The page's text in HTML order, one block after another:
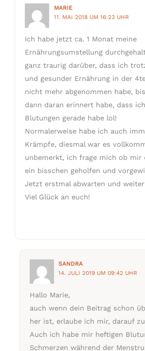
MARIE
11. MAI 2018 UM 16:23 UHR
Ich habe jetzt ca. 1 Monat meine
Ernährungsumstellung
ganz traurig darüber, dass ich
und gesunder Ernährung in der
nicht mehr abgenommen habe,
dann daran erinnert habe, dass
Blutungen gerade habe lol!
Normalerweise habe ich auch
Krämpfe, diesmal war es
unbemerkt, ich frage mich ob mir
ein bisschen geholfen und
Jetzt erstmal abwarten und
Viel Glück an euch!
SANDRA
14. JULI 2019 UM 09:42 UHR
Hallo Marie,
auch wenn dein Beitrag schon
her ist, erlaube ich mir, darauf
Auch ich habe mir heftigen
Schmerzen während der